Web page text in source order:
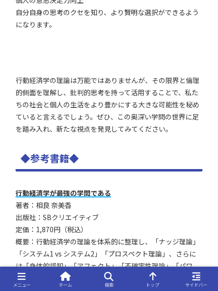
自分自身の思考のクセを知り、より賢明な選択ができるよう
になります。
行動経済学の理論は万能ではありませんが、その限界と倫理
的側面を理解し、批判的思考を持って活用することで、私た
ちの社会と個人の生活をより豊かにする大きな可能性を秘め
ていると言えるでしょう。ぜひ、この奥深い学問の世界に足
を踏み入れ、新たな視点を発見してみてください。
◆参考書籍◆
行動経済学が最強の学問である
著者：相良 奈美香
出版社：SBクリエイティブ
定価：1,870円（税込）
概要：行動経済学の理論を体系的に整理し、「ナッジ理論」
「システム1 vs システム2」「プロスペクト理論」、さらに
は「身体的認知」「アフェクト」「不確実性理論」「パワ
ー・オブ・ビコーズ」など幅広い理論を初めて一冊で構築的
メニュー ホーム 検索 トップ サイドバー